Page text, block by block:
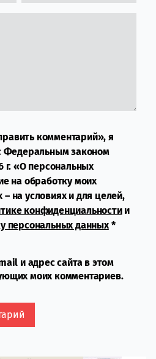
комментарий», я
Федеральным законом
г. «О персональных
на обработку моих
на условиях и для целей,
конфиденциальностии
персональных данных*
и адрес сайта в этом
моих комментариев.